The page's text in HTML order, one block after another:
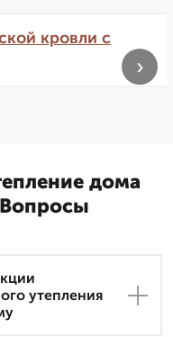
кровли с
›
дома
утепления